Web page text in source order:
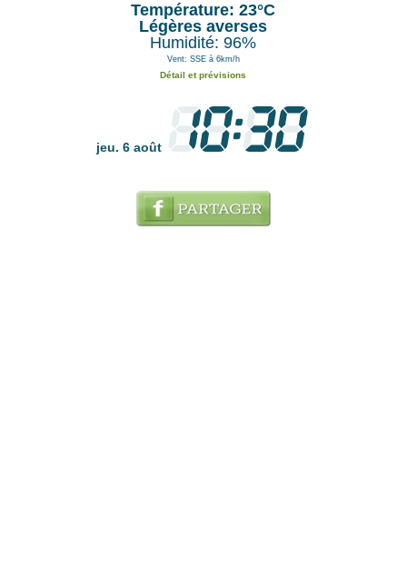
Température: 23°C
Légères averses
Humidité: 96%
Vent: SSE à 6km/h
Détail et prévisions
jeu. 6 août